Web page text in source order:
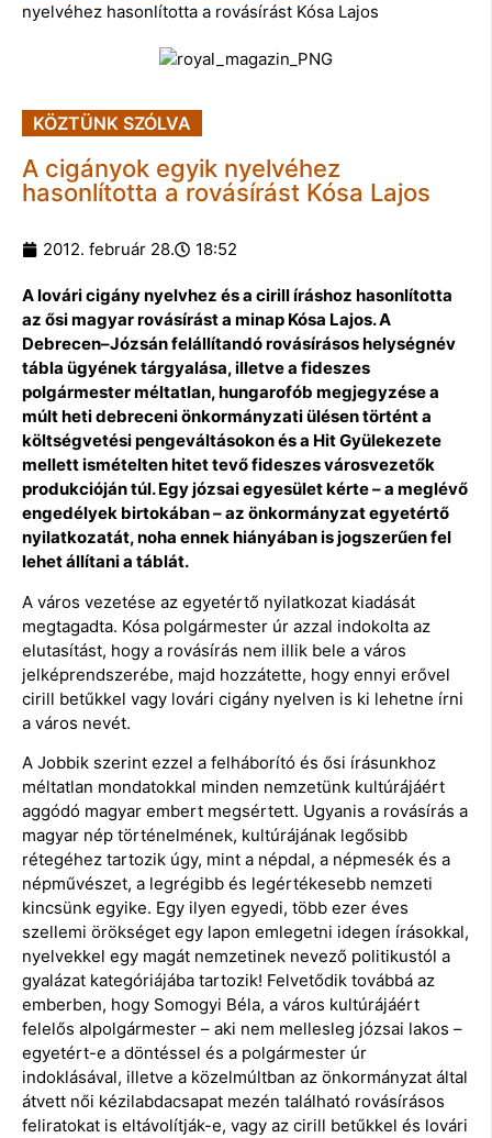
nyelvéhez hasonlította a rovásírást Kósa Lajos
KÖZTÜNK SZÓLVA
A cigányok egyik nyelvéhez
hasonlította a rovásírást Kósa Lajos
2012. február 28. 18:52
A lovári cigány nyelvhez és a cirill íráshoz hasonlította
az ősi magyar rovásírást a minap Kósa Lajos. A
Debrecen–Józsán felállítandó rovásírásos helységnév
tábla ügyének tárgyalása, illetve a fideszes
polgármester méltatlan, hungarofób megjegyzése a
múlt heti debreceni önkormányzati ülésen történt a
költségvetési pengeváltásokon és a Hit Gyülekezete
mellett ismételten hitet tevő fideszes városvezetők
produkcióján túl. Egy józsai egyesület kérte – a meglévő
engedélyek birtokában – az önkormányzat egyetértő
nyilatkozatát, noha ennek hiányában is jogszerűen fel
lehet állítani a táblát.
A város vezetése az egyetértő nyilatkozat kiadását
megtagadta. Kósa polgármester úr azzal indokolta az
elutasítást, hogy a rovásírás nem illik bele a város
jelképrendszerébe, majd hozzátette, hogy ennyi erővel
cirill betűkkel vagy lovári cigány nyelven is ki lehetne írni
a város nevét.
A Jobbik szerint ezzel a felháborító és ősi írásunkhoz
méltatlan mondatokkal minden nemzetünk kultúrájáért
aggódó magyar embert megsértett. Ugyanis a rovásírás a
magyar nép történelmének, kultúrájának legősibb
rétegéhez tartozik úgy, mint a népdal, a népmesék és a
népművészet, a legrégibb és legértékesebb nemzeti
kincsünk egyike. Egy ilyen egyedi, több ezer éves
szellemi örökséget egy lapon emlegetni idegen írásokkal,
nyelvekkel egy magát nemzetinek nevező politikustól a
gyalázat kategóriájába tartozik! Felvetődik továbbá az
emberben, hogy Somogyi Béla, a város kultúrájáért
felelős alpolgármester – aki nem mellesleg józsai lakos –
egyetért-e a döntéssel és a polgármester úr
indoklásával, illetve a közelmúltban az önkormányzat által
átvett női kézilabdacsapat mezén található rovásírásos
feliratokat is eltávolítják-e, vagy az cirill betűkkel és lovári